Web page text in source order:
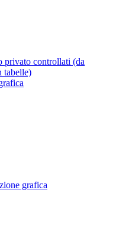
privato controllati (da
tabelle)
grafica